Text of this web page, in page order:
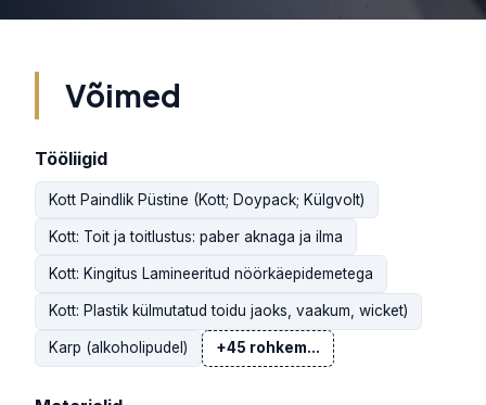
Võimed
Tööliigid
Kott Paindlik Püstine (Kott; Doypack; Külgvolt)
Kott: Toit ja toitlustus: paber aknaga ja ilma
Kott: Kingitus Lamineeritud nöörkäepidemetega
Kott: Plastik külmutatud toidu jaoks, vaakum, wicket)
Karp (alkoholipudel) +45 rohkem...